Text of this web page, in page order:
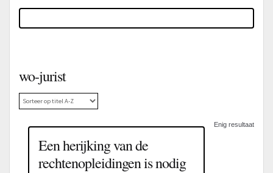
wo-jurist
Enig resultaat
Een herijking van de
rechtenopleidingen is nodig